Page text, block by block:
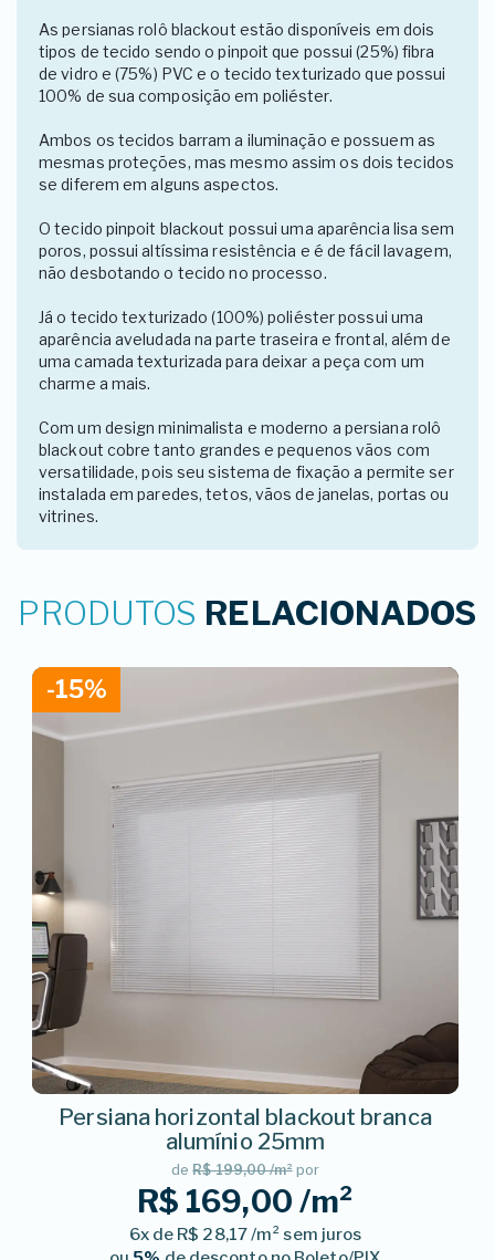
As persianas rolô blackout estão disponíveis em dois
tipos de tecido sendo o pinpoit que possui (25%) fibra
de vidro e (75%) PVC e o tecido texturizado que possui
100% de sua composição em poliéster.
Ambos os tecidos barram a iluminação e possuem as
mesmas proteções, mas mesmo assim os dois tecidos
se diferem em alguns aspectos.
O tecido pinpoit blackout possui uma aparência lisa sem
poros, possui altíssima resistência e é de fácil lavagem,
não desbotando o tecido no processo.
Já o tecido texturizado (100%) poliéster possui uma
aparência aveludada na parte traseira e frontal, além de
uma camada texturizada para deixar a peça com um
charme a mais.
Com um design minimalista e moderno a persiana rolô
blackout cobre tanto grandes e pequenos vãos com
versatilidade, pois seu sistema de fixação a permite ser
instalada em paredes, tetos, vãos de janelas, portas ou
vitrines.
PRODUTOS RELACIONADOS
-15%
Persiana horizontal blackout branca
alumínio 25mm
deR$ 199,00 /m²por
R$ 169,00 /m²
6x de R$ 28,17 /m² sem juros